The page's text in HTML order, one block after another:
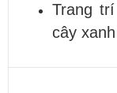
Trang
cây